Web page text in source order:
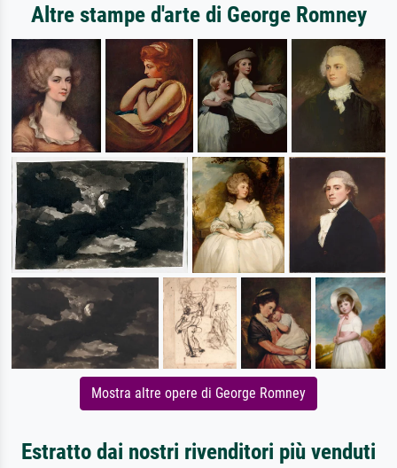
Altre stampe d'arte di George Romney
Mostra altre opere di George Romney
Estratto dai nostri rivenditori più venduti